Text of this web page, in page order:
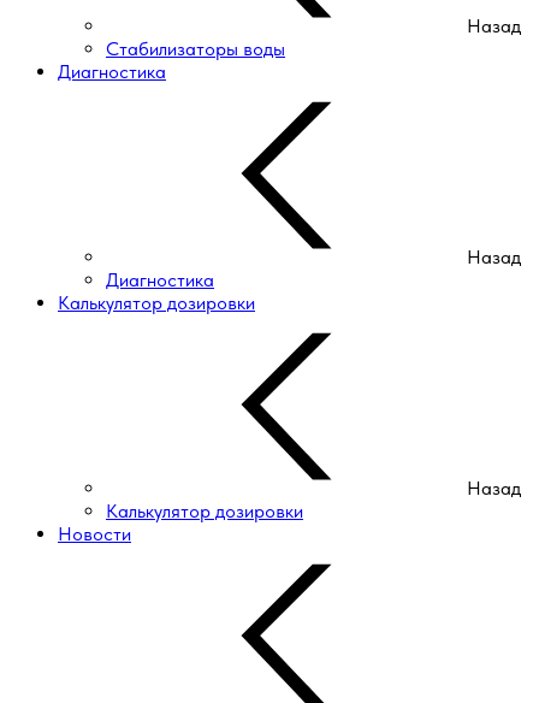
Назад
Стабилизаторы воды
Диагностика
Назад
Диагностика
Калькулятор дозировки
Назад
Калькулятор дозировки
Новости